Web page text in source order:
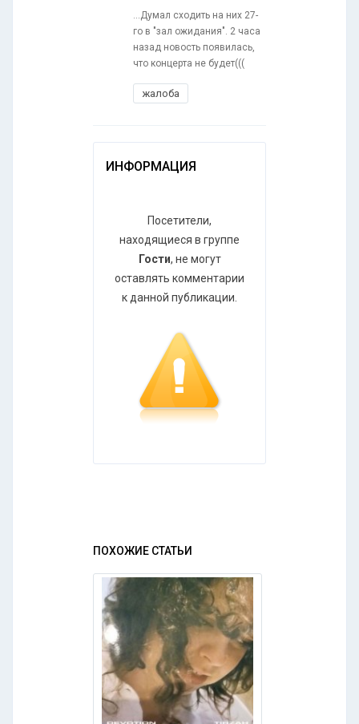
...Думал сходить на них 27-
го в "зал ожидания". 2 часа
назад новость появилась,
что концерта не будет(((
жалоба
ИНФОРМАЦИЯ
Посетители,
находящиеся в группе
Гости, не могут
оставлять комментарии
к данной публикации.
ПОХОЖИЕ СТАТЬИ